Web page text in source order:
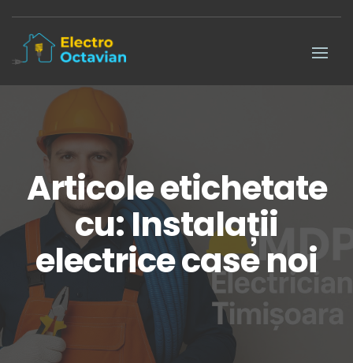
Articole etichetate
cu: Instalații
electrice case noi